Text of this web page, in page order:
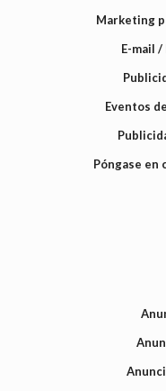
Marketing
E-mail
Eventos
Póngase en